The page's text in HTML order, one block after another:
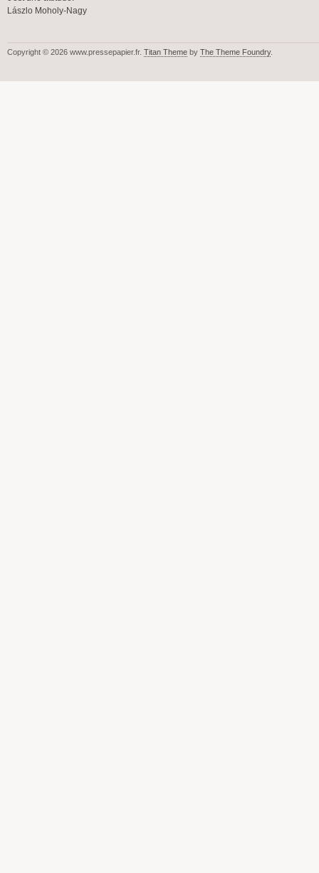
Lászlo Moholy-Nagy
Copyright © 2026 www.pressepapier.fr. Titan Theme by The Theme Foundry.